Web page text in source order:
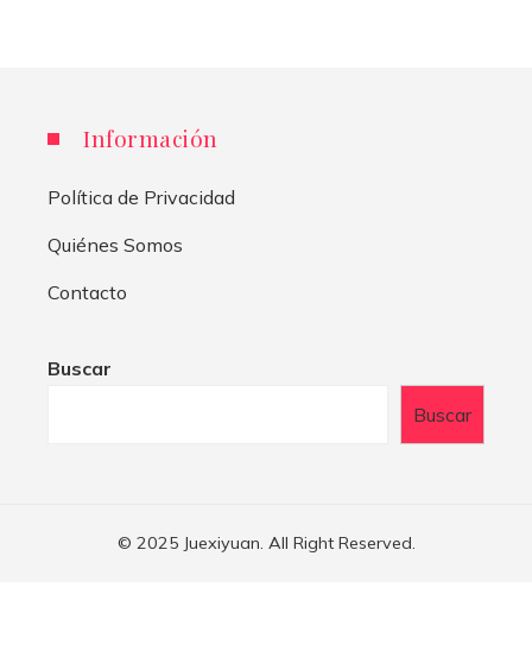
Información
Política de Privacidad
Quiénes Somos
Contacto
Buscar
Buscar
© 2025 Juexiyuan. All Right Reserved.